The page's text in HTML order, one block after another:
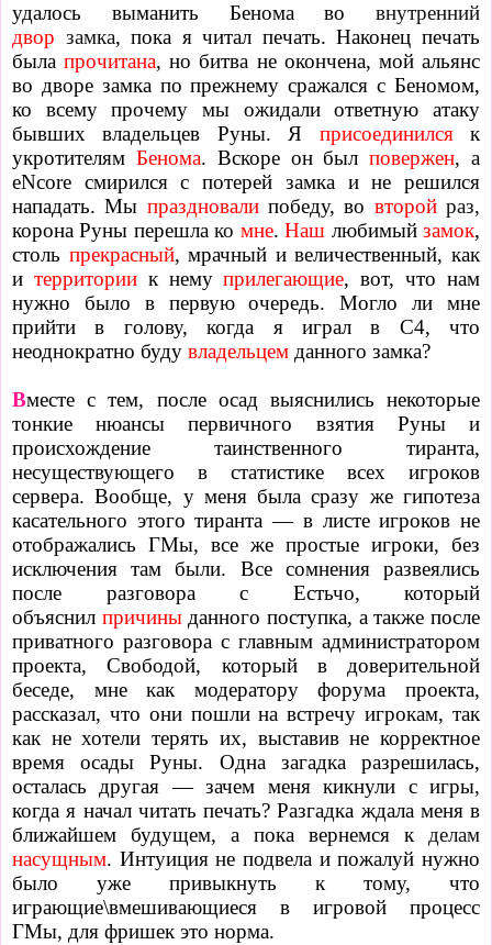
удалось выманить Бенома во
внутренний
двор замка, пока я читал печать. Наконец печать
была прочитана, но битва не окончена, мой альянс
во дворе замка по прежнему сражался с Беномом,
ко всему прочему мы ожидали ответную атаку
бывших владельцев Руны. Я
присоединился
к
укротителям Бенома. Вскоре он был повержен, а
eNcore смирился с потерей замка и не решился
нападать. Мы праздновали победу, во второйраз,
корона Руны перешла ко мне. Наш любимый замок,
столь прекрасный, мрачный и величественный, как
и территории к нему прилегающие, вот, что нам
нужно было в первую очередь. Могло ли мне
прийти в голову, когда я играл в С4, что
неоднократно буду владельцем данного замка?
Вместе с тем, после осад выяснились некоторые
тонкие нюансы первичного взятия Руны и
происхождение таинственного тиранта,
несуществующего в статистике всех игроков
сервера. Вообще, у меня была сразу же гипотеза
касательного этого тиранта— в листе игроков не
отображались ГМы, все же простые игроки, без
исключения там были. Все сомнения развеялись
после разговора с Естьчо, который
объяснил причины данного поступка, а также после
приватного разговора с главным администратором
проекта, Свободой, который в доверительной
беседе, мне как модератору форума проекта,
рассказал, что они пошли на встречу игрокам, так
как не хотели терять их, выставив не корректное
время осады Руны. Одна загадка разрешилась,
осталась другая—зачем меня кикнули с игры,
когда я начал читать печать? Разгадка ждала меня в
ближайшем будущем, а пока вернемся к делам
насущным. Интуиция не подвела и пожалуй нужно
было уже привыкнуть к тому, что
играющие\вмешивающиеся в игровой процесс
ГМы, для фришек это норма.